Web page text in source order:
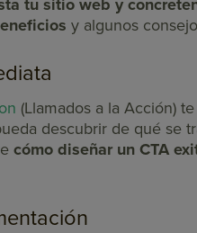
tu sitio web y
y algunos
(Llamados a la Acción)
descubrir de qué se
cómo diseñar un CTA